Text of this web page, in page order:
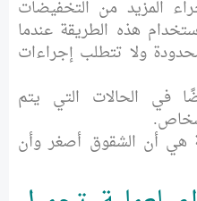
المزيد من التخفيضات
هذه الطريقة عندما
ولا تتطلب إجراءات
في الحالات التي يتم
هي أن الشقوق أصغر وأن